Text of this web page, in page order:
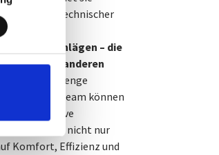
Design technischer
in der
Möbelbeschlägen – die
die mit anderen
Durch die enge
können
und kreative
Produkte, die nicht nur
Komfort, Effizienz und